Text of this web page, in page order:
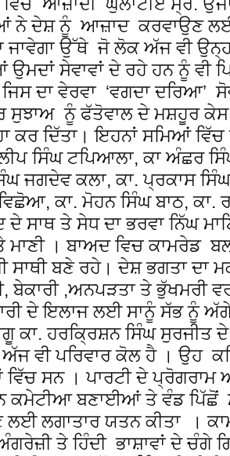
ਨੇ ਦੇਸ਼ ਨੂੰ ਆਜ਼ਾਦ ਕਰਵਾਉਣ
ਜਾਵੇਗਾ ਉੱਥੇ ਜੋ ਲੋਕ ਅੱਜ ਵੀ
ਸੇਵਾਵਾਂ ਦੇ ਰਹੇ ਹਨ ਨੂੰ ਵੀ
ਜਿਸ ਦਾ ਵੇਰਵਾ ‘ਵਗਦਾ
ਸੁਝਾਅ ਨੂੰ ਫੱਤੋਵਾਲ ਦੇ ਮਸ਼ਹੂਰ ਕੇਸ
ਕਰ ਦਿੱਤਾ। ਇਹਨਾਂ ਸਮਿਆਂ
ਸਿੰਘ ਟਪਿਆਲਾ, ਕਾ ਅੰਛਰ
ਜਗਦੇਵ ਕਲਾ, ਕਾ. ਪ੍ਰਕਾਸ
ਕਾ. ਮੋਹਨ ਸਿੰਘ ਬਾਠ,
ਸਾਥ ਤੇ ਸੇਧ ਦਾ ਭਰਵਾ ਨਿੱਘ
ਮਾਣੀ । ਬਾਅਦ ਵਿਚ ਕਾਮਰੇਡ
ਸਾਥੀ ਬਣੇ ਰਹੇ। ਦੇਸ਼ ਭਗਤਾ
ਬੇਕਾਰੀ ,ਅਨਪੜਤਾ ਤੇ ਭੁੱਖਮਰੀ
ਦੇ ਇਲਾਜ ਲਈ ਸਾਨੂੰ ਸੱਭ ਨੂੰ
ਕਾ. ਹਰਕ੍ਰਿਸ਼ਨ ਸਿੰਘ ਸੁਰਜੀਤ ਦੇ
ਅੱਜ ਵੀ ਪਰਿਵਾਰ ਕੋਲ ਹੈ । ਉਹ
ਵਿੱਚ ਸਨ । ਪਾਰਟੀ ਦੇ
ਕਮੇਟੀਆ ਬਣਾਈਆਂ ਤੇ ਵੰਡ ਪਿੱਛੋਂ
ਲਗਾਤਾਰ ਯਤਨ ਕੀਤਾ ।
ਤੇ ਹਿੰਦੀ ਭਾਸ਼ਾਵਾਂ ਦੇ ਚੰਗੇ